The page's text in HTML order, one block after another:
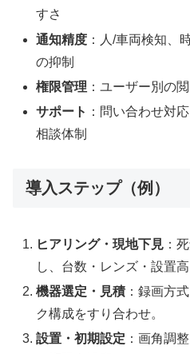
すさ
通知精度 ：人/車両検知、
の抑制
権限管理 ：ユーザー別の
サポート ：問い合わせ対
相談体制
導入ステップ（例）
ヒアリング・現地下見 ：
し、台数・レンズ・設置高
機器選定・見積 ：録画方
ク構成をすり合わせ。
設置・初期設定 ：画角調